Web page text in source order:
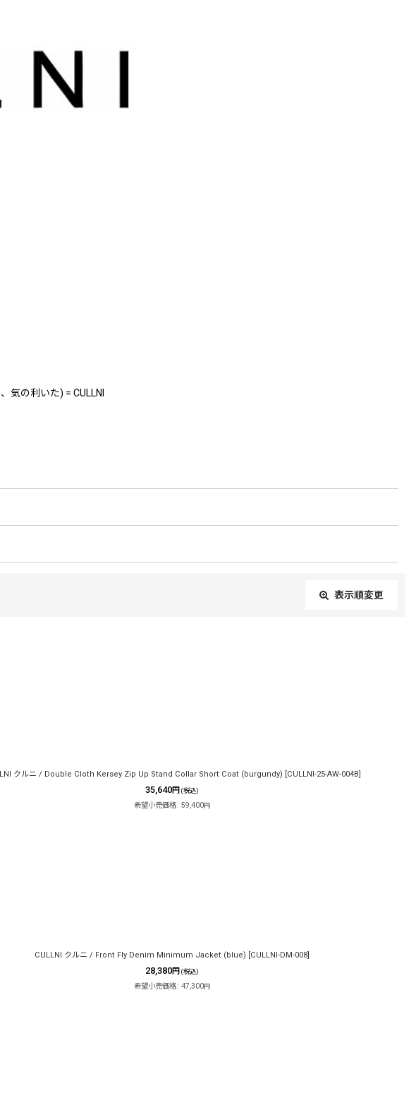
気の利いた) = CULLNI
表示順変更
クルニ / Double Cloth Kersey Zip Up Stand Collar Short Coat (burgundy) CULLNI-25-AW-004B
35,640円 (税込)
希望小売価格: 59,400円
CULLNI クルニ / Front Fly Denim Minimum Jacket (blue) CULLNI-DM-008
28,380円 (税込)
希望小売価格: 47,300円